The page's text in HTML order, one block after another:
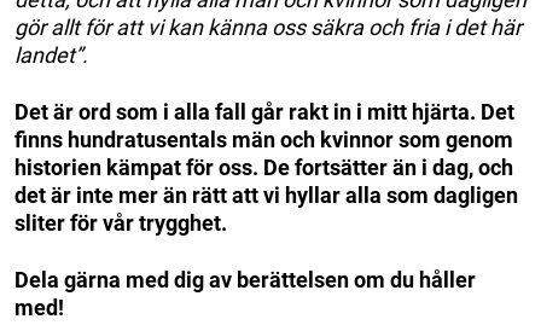
gör allt för att vi kan känna oss säkra och fria i det här
landet”.
Det är ord som i alla fall går rakt in i mitt hjärta. Det
finns hundratusentals män och kvinnor som genom
historien kämpat för oss. De fortsätter än i dag, och
det är inte mer än rätt att vi hyllar alla som dagligen
sliter för vår trygghet.
Dela gärna med dig av berättelsen om du håller
med!